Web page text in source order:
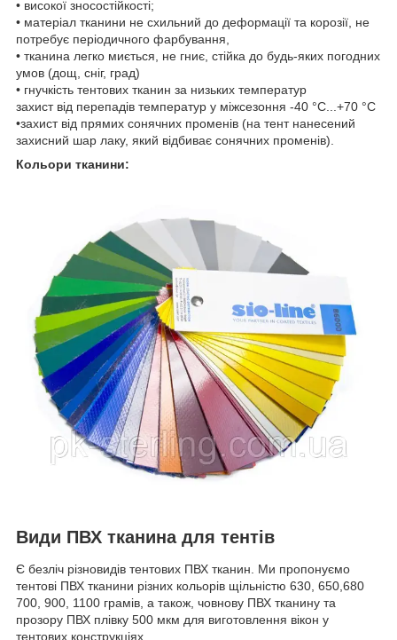
• високої зносостійкості;
• матеріал тканини не схильний до деформації та корозії, не
потребує періодичного фарбування,
• тканина легко миється, не гниє, стійка до будь-яких погодних
умов (дощ, сніг, град)
• гнучкість тентових тканин за низьких температур
захист від перепадів температур у міжсезоння -40 °C...+70 °C
•захист від прямих сонячних променів (на тент нанесений
захисний шар лаку, який відбиває сонячних променів).
Кольори тканини:
Види ПВХ тканина для тентів
Є безліч різновидів тентових ПВХ тканин. Ми пропонуємо
тентові ПВХ тканини різних кольорів щільністю 630, 650,680
700, 900, 1100 грамів, а також, човнову ПВХ тканину та
прозору ПВХ плівку 500 мкм для виготовлення вікон у
тентових конструкціях.